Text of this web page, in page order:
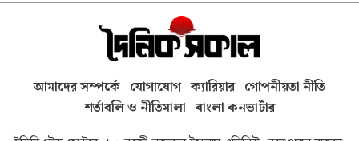
আমাদের সম্পর্কে যোগাযোগ ক্যারিয়ার গোপনীয়তা নীতি
শর্তাবলি ও নীতিমালা বাংলা কনভার্টার